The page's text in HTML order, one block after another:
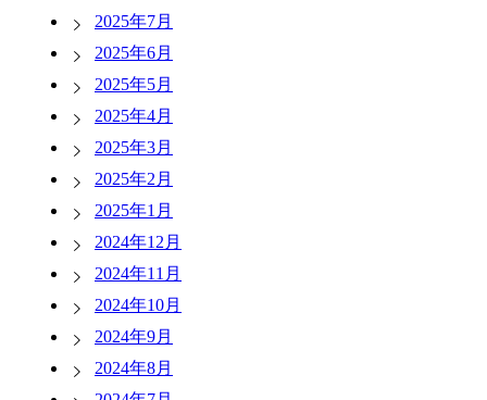
2025年7月
2025年6月
2025年5月
2025年4月
2025年3月
2025年2月
2025年1月
2024年12月
2024年11月
2024年10月
2024年9月
2024年8月